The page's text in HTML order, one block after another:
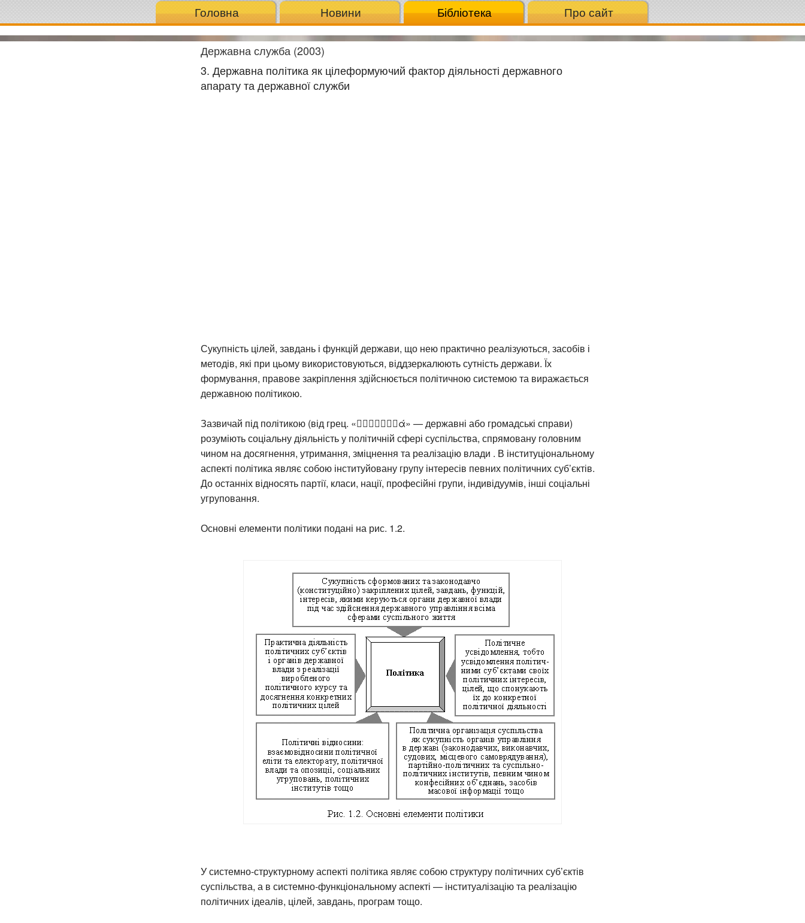
Головна Новини Бібліотека Про сайт
Державна служба (2003)
3. Державна політика як цілеформуючий фактор діяльності державного
апарату та державної служби
Сукупність цілей, завдань і функцій держави, що нею практично реалізуються, засобів і
методів, які при цьому використовуються, віддзеркалюють сутність держави. Їх
формування, правове закріплення здійснюється політичною системою та виражається
державною політикою.
Зазвичай під політикою (від грец. «ά» — державні або громадські справи)
розуміють соціальну діяльність у політичній сфері суспільства, спрямовану головним
чином на досягнення, утримання, зміцнення та реалізацію влади . В інституціональному
аспекті політика являє собою інституйовану групу інтересів певних політичних суб’єктів.
До останніх відносять партії, класи, нації, професійні групи, індивідуумів, інші соціальні
угруповання.
Основні елементи політики подані на рис. 1.2.
У системно-структурному аспекті політика являє собою структуру політичних суб’єктів
суспільства, а в системно-функціональному аспекті — інституалізацію та реалізацію
політичних ідеалів, цілей, завдань, програм тощо.